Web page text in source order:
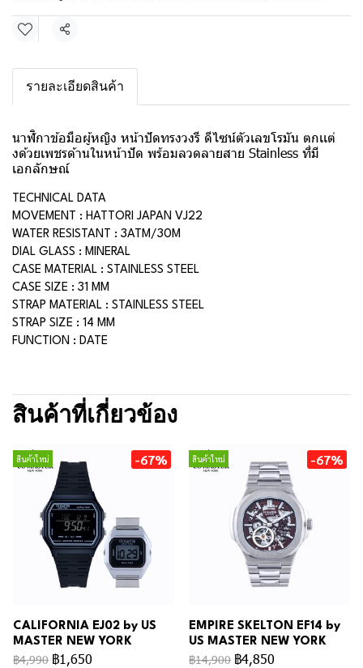
แชร์
รายละเอียดสินค้า
นาฬิกาข้อมือผู้หญิง หน้าปัดทรงวงรี ดีไซน์ตัวเลขโรมัน ตกเเต่
งด้วยเพชรด้านในหน้าปัด พร้อมลวดลายสาย Stainless ที่มี
เอกลักษณ์
TECHNICAL DATA
MOVEMENT : HATTORI JAPAN VJ22
WATER RESISTANT : 3ATM/30M
DIAL GLASS : MINERAL
CASE MATERIAL : STAINLESS STEEL
CASE SIZE : 31 MM
STRAP MATERIAL : STAINLESS STEEL
STRAP SIZE : 14 MM
FUNCTION : DATE
สินค้าที่เกี่ยวข้อง
สินค้าใหม่ -67%
CALIFORNIA EJ02 by US
MASTER NEW YORK
฿4,990 ฿1,650
สินค้าใหม่ -67%
EMPIRE SKELTON EF14 by
US MASTER NEW YORK
฿14,900 ฿4,850